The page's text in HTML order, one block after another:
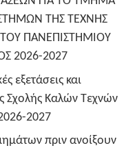
ΤΗΣ ΤΕΧΝΗΣ
ΠΑΝΕΠΙΣΤΗΜΙΟΥ
2026-2027
εξετάσεις και
Σχολής Καλών Τεχνών
2027
πριν ανοίξουν